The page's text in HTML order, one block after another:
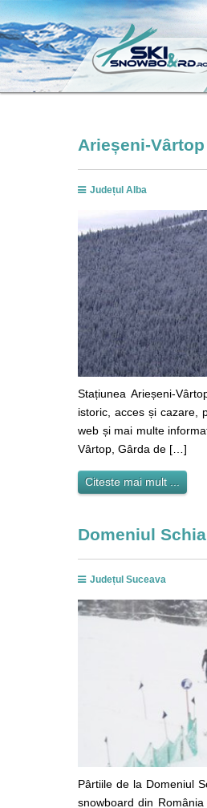
Arieșeni-Vârtop
Județul Alba
Stațiunea Arieșeni-
istoric, acces și cazare,
web și mai multe
Vârtop, Gârda de […]
Citeste mai mult ...
Domeniul
Județul Suceava
Pârtiile de la Domeniul
snowboard din